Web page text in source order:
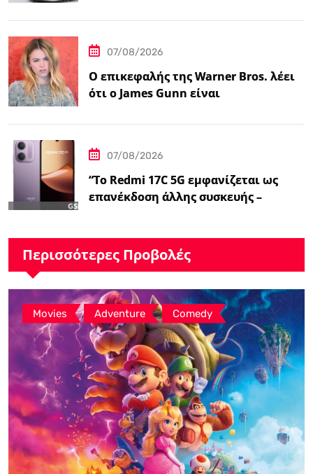
07/08/2026
Ο επικεφαλής της Warner Bros. λέει
ότι ο James Gunn είναι
07/08/2026
“Το Redmi 17C 5G εμφανίζεται ως
επανέκδοση άλλης συσκευής –
Περισσότερες Προβολές
Movies , Adventure , Comedy